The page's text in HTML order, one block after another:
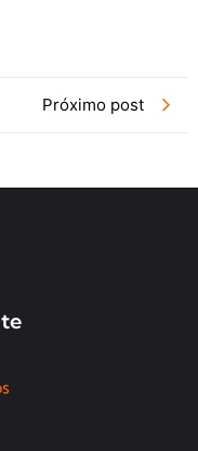
Próximo post